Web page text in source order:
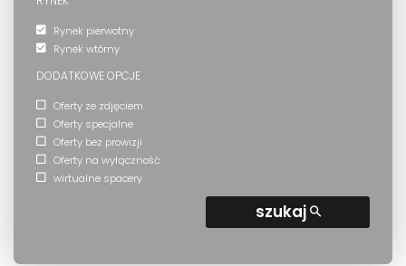
Rynek pierwotny
Rynek wtórny
DODATKOWE OPCJE
Oferty ze zdjęciem
Oferty specjalne
Oferty bez prowizji
Oferty na wyłączność
wirtualne spacery
szukaj